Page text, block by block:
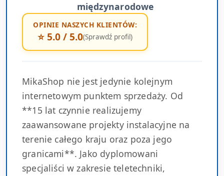
międzynarodowe
OPINIE NASZYCH KLIENTÓW:
⭐ 5.0 / 5.0(Sprawdź profil)
MikaShop nie jest jedynie kolejnym
internetowym punktem sprzedaży. Od
**15 lat czynnie realizujemy
zaawansowane projekty instalacyjne na
terenie całego kraju oraz poza jego
granicami**. Jako dyplomowani
specjaliści w zakresie teletechniki,